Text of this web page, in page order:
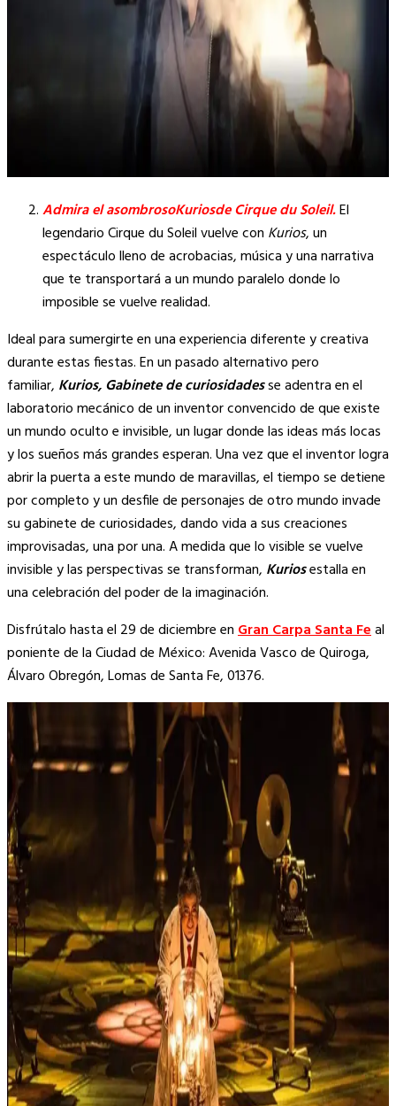
Admira el asombrosoKuriosde Cirque du Soleil.El
legendario Cirque du Soleil vuelve con Kurios, un
espectáculo lleno de acrobacias, música y una narrativa
que te transportará a un mundo paralelo donde lo
imposible se vuelve realidad.
Ideal para sumergirte en una experiencia diferente y creativa
durante estas fiestas. En un pasado alternativo pero
familiar, Kurios, Gabinete de curiosidadesse adentra en el
laboratorio mecánico de un inventor convencido de que existe
un mundo oculto e invisible, un lugar donde las ideas más locas
y los sueños más grandes esperan. Una vez que el inventor logra
abrir la puerta a este mundo de maravillas, el tiempo se detiene
por completo y un desfile de personajes de otro mundo invade
su gabinete de curiosidades, dando vida a sus creaciones
improvisadas, una por una. A medida que lo visible se vuelve
invisible y las perspectivas se transforman, Kuriosestalla en
una celebración del poder de la imaginación.
Disfrútalo hasta el 29 de diciembre enGran Carpa Santa Feal
poniente de la Ciudad de México: Avenida Vasco de Quiroga,
Álvaro Obregón, Lomas de Santa Fe, 01376.